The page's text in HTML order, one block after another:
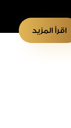
اقرأ المزيد